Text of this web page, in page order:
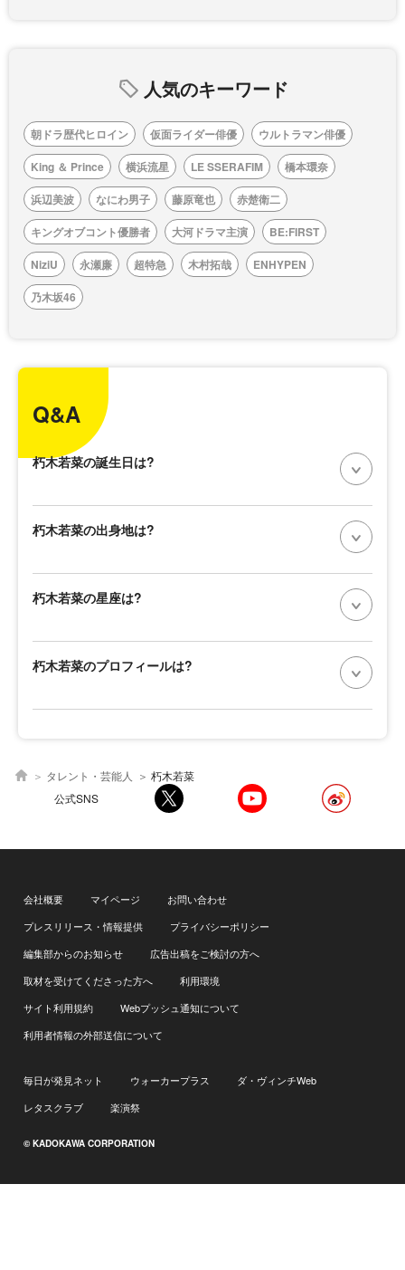
人気のキーワード
朝ドラ歴代ヒロイン 仮面ライダー俳優
ウルトラマン俳優
King ＆ Prince
横浜流星 LE SSERAFIM
橋本環奈
浜辺美波
なにわ男子 藤原竜也
赤楚衛二
キングオブコント優勝者
大河ドラマ主演
BE:FIRST
NiziU
永瀬廉 超特急 木村拓哉
ENHYPEN
乃木坂46
Q&A
朽木若菜の誕生日は?
朽木若菜の出身地は?
朽木若菜の星座は?
朽木若菜のプロフィールは?
タレント・芸能人
朽木若菜
公式SNS
会社概要 マイページ
お問い合わせ
プレスリリース・情報提供
プライバシーポリシー
編集部からのお知らせ
広告出稿をご検討の方へ
取材を受けてくださった方へ
利用環境
サイト利用規約
Webプッシュ通知について
利用者情報の外部送信について
毎日が発見ネット ウォーカープラス
ダ・ヴィンチWeb
レタスクラブ
楽演祭
© KADOKAWA CORPORATION